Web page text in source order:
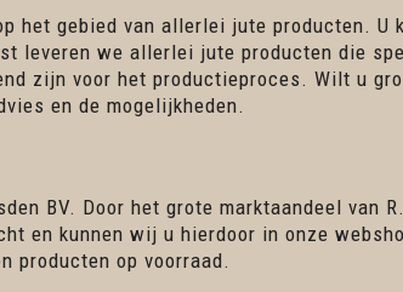
het gebied van allerlei jute producten.
leveren we allerlei jute producten die
zijn voor het productieproces. Wilt u
en de mogelijkheden.
BV. Door het grote marktaandeel van
en kunnen wij u hierdoor in onze
producten op voorraad.